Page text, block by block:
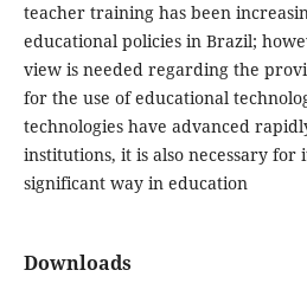
teacher training has been
educational policies in Brazil;
view is needed regarding the
for the use of educational
technologies have advanced
institutions, it is also necessary for
significant way in education
Downloads